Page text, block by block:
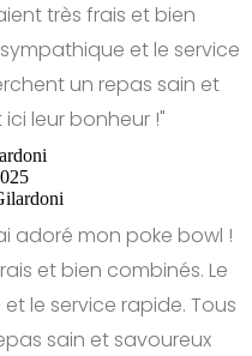
très frais et bien
et le service
un repas sain et
leur bonheur !"
adoré mon poke bowl !
et bien combinés. Le
le service rapide. Tous
sain et savoureux